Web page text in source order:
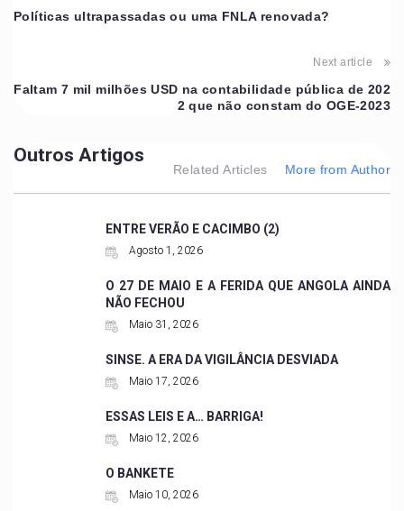
Políticas ultrapassadas ou uma FNLA renovada?
Next article
Faltam 7 mil milhões USD na contabilidade pública de 202
2 que não constam do OGE-2023
Outros Artigos
Related Articles More from Author
ENTRE VERÃO E CACIMBO (2)
Agosto 1, 2026
O 27 DE MAIO E A FERIDA QUE ANGOLA AINDA
NÃO FECHOU
Maio 31, 2026
SINSE. A ERA DA VIGILÂNCIA DESVIADA
Maio 17, 2026
ESSAS LEIS E A… BARRIGA!
Maio 12, 2026
O BANKETE
Maio 10, 2026